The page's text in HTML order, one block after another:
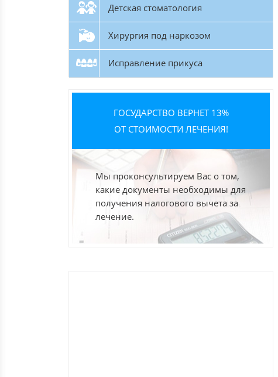
Детская стоматология
Хирургия под наркозом
Исправление прикуса
ГОСУДАРСТВО ВЕРНЕТ 13%
ОТ СТОИМОСТИ ЛЕЧЕНИЯ!
Мы проконсультируем Вас о том,
какие документы необходимы для
получения налогового вычета за
лечение.